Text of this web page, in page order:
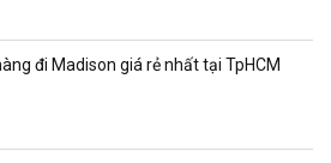
đi Madison giá rẻ nhất tại TpHCM